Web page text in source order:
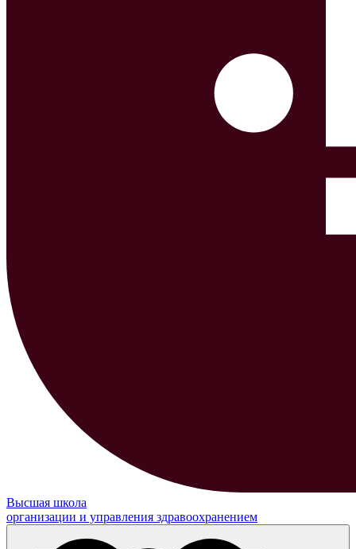
Высшая школа
организации и управления здравоохранением